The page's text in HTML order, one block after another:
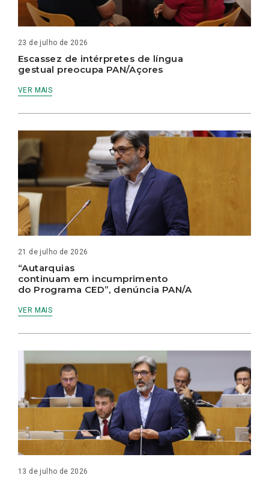
23 de julho de 2026
Escassez de intérpretes de língua
gestual preocupa PAN/Açores
VER MAIS
21 de julho de 2026
“Autarquias
continuam em incumprimento
do Programa CED”, denúncia PAN/A
VER MAIS
13 de julho de 2026